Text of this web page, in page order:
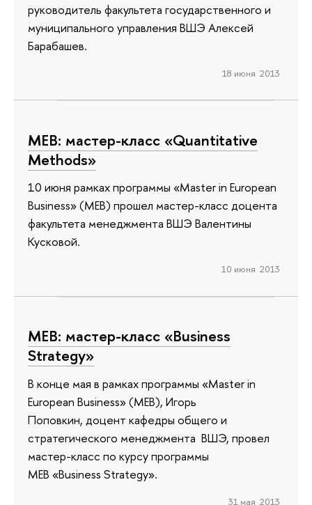
руководитель факультета государственного и
муниципального управления ВШЭ Алексей
Барабашев.
18 июня 2013
МЕВ: мастер-класс «Quantitative
Methods»
10 июня рамках программы «Master in European
Business» (МЕВ) прошел мастер-класс доцента
факультета менеджмента ВШЭ Валентины
Кусковой.
10 июня 2013
МЕВ: мастер-класс «Business
Strategy»
В конце мая в рамках программы «Master in
European Business» (МЕВ), Игорь
Поповкин, доцент кафедры общего и
стратегического менеджмента ВШЭ, провел
мастер-класс по курсу программы
МЕВ «Business Strategy».
31 мая 2013